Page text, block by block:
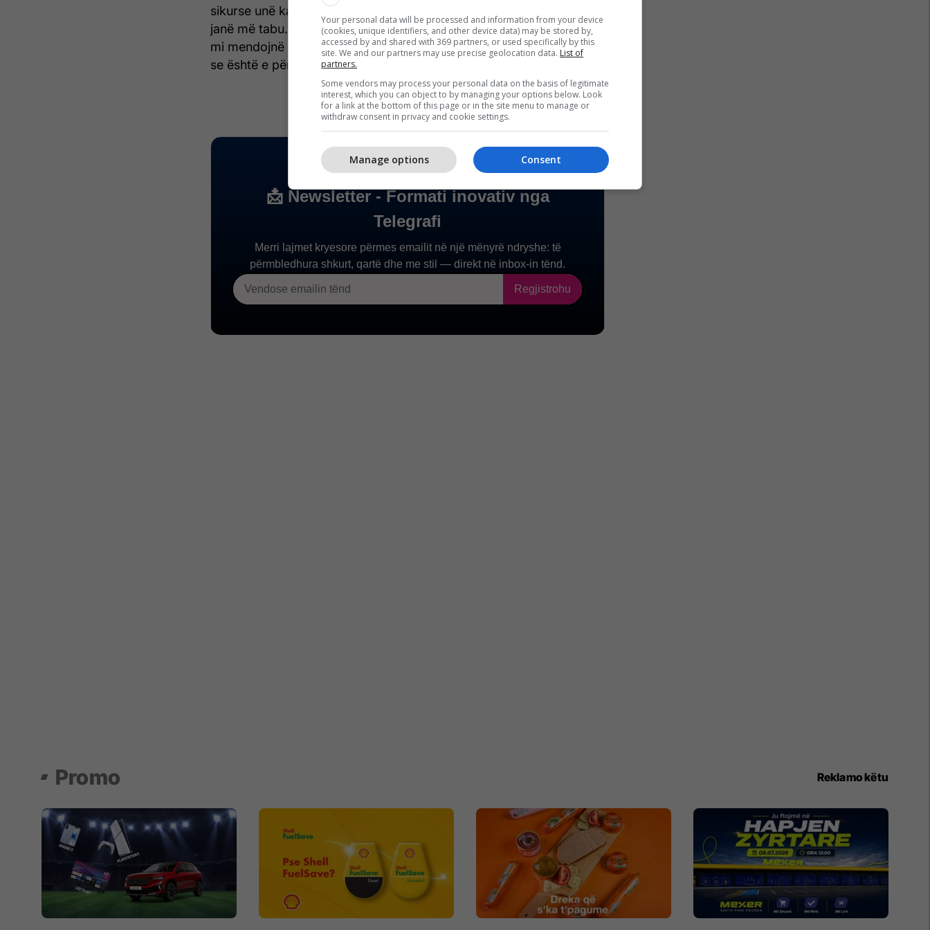
sikurse unë kanë nevojë që t’i blejnë këto lodra. Lodrat seksuale nuk
janë më tabu... Familja dhe miqtë e mi e dinë se çfarë punoj. Miqtë e
mi mendojnë se unë kam punën më të mirë në botë dhe unë mendoj
se është e përsosur”, ka thënë ajo. /Telegrafi/
Your personal data will be processed and information from your device
(cookies, unique identifiers, and other device data) may be stored by,
accessed by and shared with 369 partners, or used specifically by this
site. We and our partners may use precise geolocation data. List of
partners.
Some vendors may process your personal data on the basis of legitimate
interest, which you can object to by managing your options below. Look
for a link at the bottom of this page or in the site menu to manage or
withdraw consent in privacy and cookie settings.
Consent
Manage options